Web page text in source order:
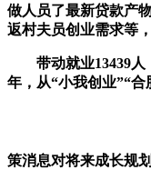
做人员了最新贷款产
返村夫员创业需求等，
带动就业13439人
年，从“小我创业”“
策消息对将来成长规